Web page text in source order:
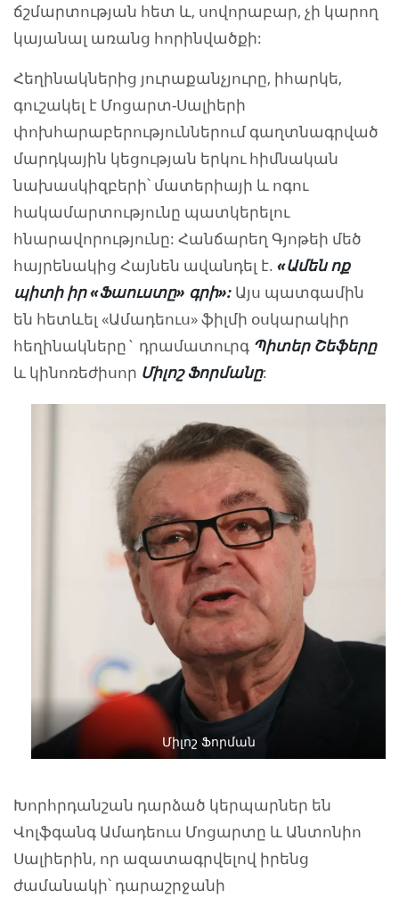
ճշմարտության հետ և, սովորաբար, չի կարող
կայանալ առանց հորինվածքի:
Հեղինակներից յուրաքանչյուրը, իհարկե,
գուշակել է Մոցարտ-Սալիերի
փոխհարաբերություններում գաղտնագրված
մարդկային կեցության երկու հիմնական
նախասկիզբերի՝ մատերիայի և ոգու
հակամարտությունը պատկերելու
հնարավորությունը: Հանճարեղ Գյոթեի մեծ
հայրենակից Հայնեն ավանդել է. «Ամեն ոք
պիտի իր«Ֆաուստը» գրի»: Այս պատգամին
են հետևել «Ամադեուս» ֆիլմի օսկարակիր
հեղինակները` դրամատուրգ Պիտեր Շեֆերը
և կինոռեժիսոր Միլոշ Ֆորմանը:
Միլոշ Ֆորման
Խորհրդանշան դարձած կերպարներ են
Վոլֆգանգ Ամադեուս Մոցարտը և Անտոնիո
Սալիերին, որ ազատագրվելով իրենց
ժամանակի՝ դարաշրջանի